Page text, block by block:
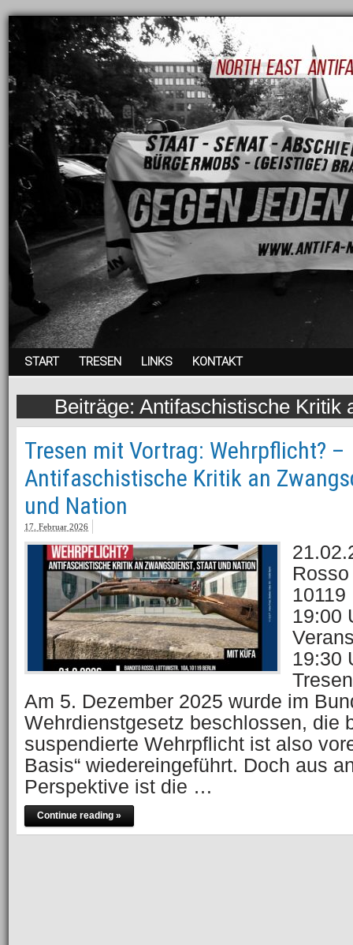
START TRESEN LINKS KONTAKT
Antifaschistische Kritik
Tresen mit Vortrag: Wehrpflicht? –
Antifaschistische Kritik an
und Nation
17. Februar 2026
19:00
19:30
Am 5. Dezember 2025 wurde im
Wehrdienstgesetz beschlossen, die
suspendierte Wehrpflicht ist also
Basis“ wiedereingeführt. Doch aus
Perspektive ist die …
Continue reading »